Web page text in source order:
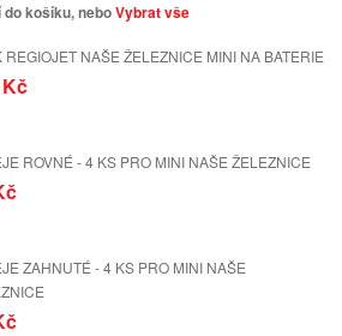
košíku, neboVybrat vše
REGIOJET NAŠE ŽELEZNICE MINI NA BATERIE
ROVNÉ - 4 KS PRO MINI NAŠE ŽELEZNICE
ZAHNUTÉ - 4 KS PRO MINI NAŠE